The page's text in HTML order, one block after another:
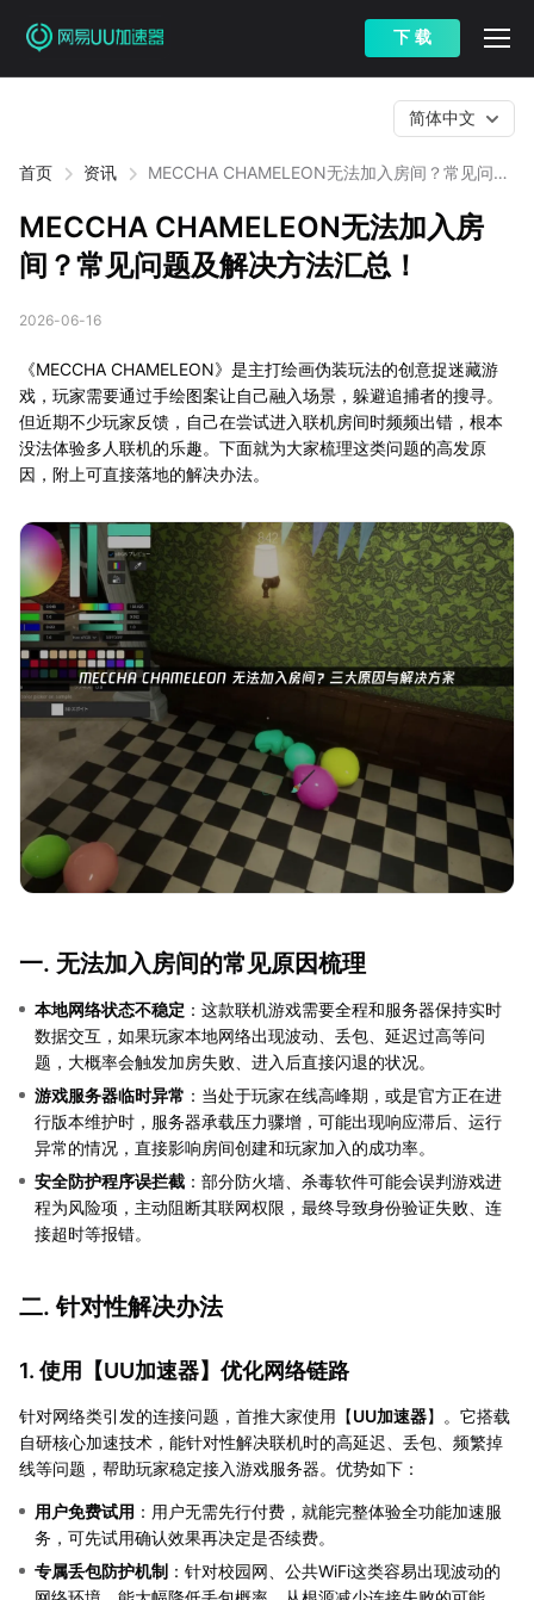
下 载
首页 资讯
MECCHA CHAMELEON无法加入房间？常见问题
简体中文
MECCHA CHAMELEON无法加入房
间？常见问题及解决方法汇总！
2026-06-16
《MECCHA CHAMELEON》是主打绘画伪装玩法的创意捉迷藏游
戏，玩家需要通过手绘图案让自己融入场景，躲避追捕者的搜寻。
但近期不少玩家反馈，自己在尝试进入联机房间时频频出错，根本
没法体验多人联机的乐趣。下面就为大家梳理这类问题的高发原
因，附上可直接落地的解决办法。
一. 无法加入房间的常见原因梳理
本地网络状态不稳定 ：这款联机游戏需要全程和服务器保持实时
数据交互，如果玩家本地网络出现波动、丢包、延迟过高等问
题，大概率会触发加房失败、进入后直接闪退的状况。
游戏服务器临时异常 ：当处于玩家在线高峰期，或是官方正在进
行版本维护时，服务器承载压力骤增，可能出现响应滞后、运行
异常的情况，直接影响房间创建和玩家加入的成功率。
安全防护程序误拦截 ：部分防火墙、杀毒软件可能会误判游戏进
程为风险项，主动阻断其联网权限，最终导致身份验证失败、连
接超时等报错。
二. 针对性解决办法
1. 使用【UU加速器】优化网络链路
针对网络类引发的连接问题，首推大家使用【UU加速器】。它搭载
自研核心加速技术，能针对性解决联机时的高延迟、丢包、频繁掉
线等问题，帮助玩家稳定接入游戏服务器。优势如下：
用户免费试用 ：用户无需先行付费，就能完整体验全功能加速服
务，可先试用确认效果再决定是否续费。
专属丢包防护机制 ：针对校园网、公共WiFi这类容易出现波动的